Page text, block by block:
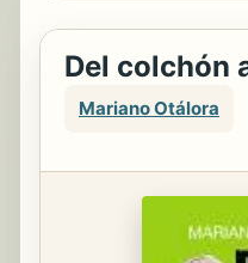
Del colchón
Mariano Otálora